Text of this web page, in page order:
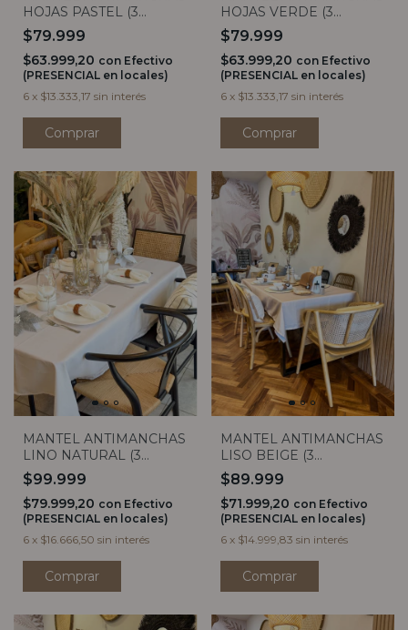
HOJAS PASTEL (3
MEDIDAS)
$79.999
$63.999,20 con Efectivo
(PRESENCIAL en locales)
6 x $13.333,17 sin interés
Comprar
HOJAS VERDE (3
MEDIDAS)
$79.999
$63.999,20 con Efectivo
(PRESENCIAL en locales)
6 x $13.333,17 sin interés
Comprar
MANTEL ANTIMANCHAS
LINO NATURAL (3
MEDIDAS)
$99.999
$79.999,20 con Efectivo
(PRESENCIAL en locales)
6 x $16.666,50 sin interés
Comprar
MANTEL ANTIMANCHAS
LISO BEIGE (3
MEDIDAS)
$89.999
$71.999,20 con Efectivo
(PRESENCIAL en locales)
6 x $14.999,83 sin interés
Comprar